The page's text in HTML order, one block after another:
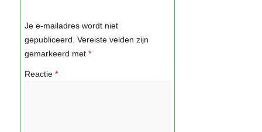
Je e-mailadres wordt niet
gepubliceerd. Vereiste velden zijn
gemarkeerd met *
Reactie *